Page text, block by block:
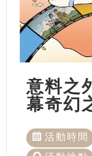
意料之
幕奇幻
活動時間